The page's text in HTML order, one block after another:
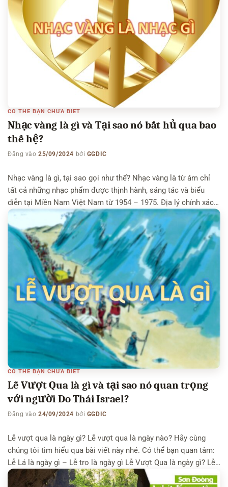
CÓ THỂ BẠN CHƯA BIẾT
Nhạc vàng là gì và Tại sao nó bất hủ qua bao
thế hệ?
Đăng vào25/09/2024 bởi GGDIC
Nhạc vàng là gì, tại sao gọi như thế? Nhạc vàng là từ ám chỉ
tất cả những nhạc phẩm được thịnh hành, sáng tác và biểu
diễn tại Miền Nam Việt Nam từ 1954 – 1975. Địa lý chính xác
là từ sông Bến Hải tại Quảng Trị tới mũi Cà Mau. (Tức là […]
CÓ THỂ BẠN CHƯA BIẾT
Lễ Vượt Qua là gì và tại sao nó quan trọng
với người Do Thái Israel?
Đăng vào24/09/2024 bởi GGDIC
Lễ vượt qua là ngày gì? Lễ vượt qua là ngày nào? Hãy cùng
chúng tôi tìm hiểu qua bài viết này nhé. Có thể bạn quan tâm:
Lễ Lá là ngày gì – Lễ tro là ngày gì Lễ Vượt Qua là ngày gì? Lễ
Vượt Qua là kỷ niệm ngày dân Do Thái hay […]